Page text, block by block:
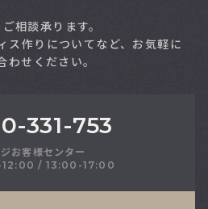
相談承ります。
ス作りについてなど、お気軽に
わせください。
331-753
お客様センター
12:00 / 13:00-17:00